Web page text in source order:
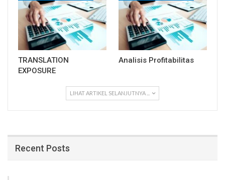
TRANSLATION
EXPOSURE
Analisis Profitabilitas
LIHAT ARTIKEL SELANJUTNYA ...
Recent Posts